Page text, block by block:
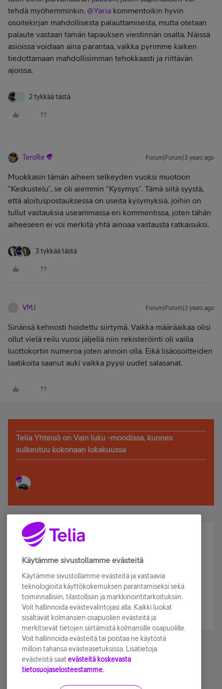
tehdä myöhemminkin. @Yaria kommentoikin hyvin
osoitekirjan mahdollisesta palauttamisesta, mutta otetaan
palaute vastaan tämän tapauksen viestinnän osalta. Näissä
asioissa voidaan aina parantaa, vaikka pyrimme kaiken
tiedottamaan mahdollisimman tehokkaasti ja riittävän
ajoissa.
2 tykkää tästä
TeroRe Forum|Forum|3 years ago
Muokkasin tämän aiheen selkeyden vuoksi muotoon
“Keskustelu”, se oli aiemmin “Kysymys”. Tämä siitä syystä,
että aloituspostauksessa on useita kysymyksiä, joihin on
tullut vastauksia useammassa eri kommentissa, joten tähän
aiheeseen ei voi merkitä yhtä ainoaa vastausta ratkaisuksi.
3 tykkää tästä
VMJ Forum|Forum|3 years ago
Sinänsä kehnosti hoidettu siirtymä. Vaikka määräaikaa olisi
ollut vielä reilu vuosi jäljellä niin rekisteröinti oli vailla
luottokortin numeroa joten annoin olla. Eikä lisäosoitteiden
laatikoita saanut auki vaikka pyysi uudet salasanat.
Telia Yhteisö on Vain luku -moodissa, kunnes
sulkeutuu kokonaan lokakuussa
Älä jää paitsi – osallistu ja voita!
Tilaa Telian uutiskirje ja olet mukana arvonnassa.
sähköpostiisi.
Tilaa nyt
Käytämme sivustollamme evästeitä
Käytämme sivustollamme evästeitä ja vastaavia
teknologioita käyttökokemuksen parantamiseksi sekä
toiminnallisiin, tilastollisiin ja markkinointitarkoituksiin.
Voit hallinnoida evästevalintojasi alla. Kaikki luokat
sisältävät kolmansien osapuolien evästeitä ja
merkitsevät tietojen siirtämistä kolmansille osapuolille.
Voit hallinnoida evästeitä tai poistaa ne käytöstä
milloin tahansa evästeasetuksissa. Lisätietoja
evästeistä saat evästeitä koskevasta
tietosuojaselosteestamme.